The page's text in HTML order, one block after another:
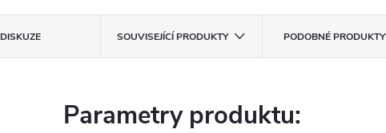
DISKUZE SOUVISEJÍCÍ PRODUKTY PODOBNÉ PRODUKTY
Parametry produktu: